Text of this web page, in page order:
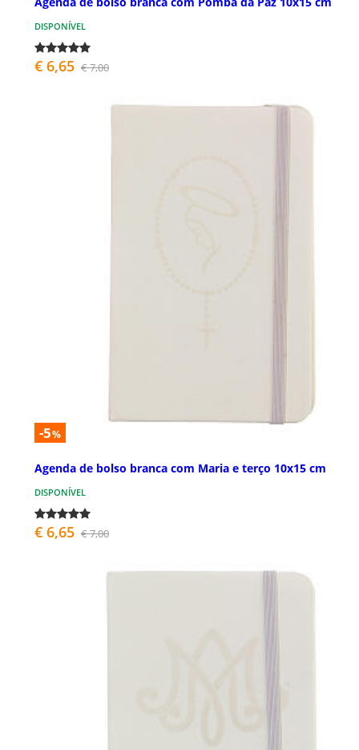
DISPONÍVEL
€ 6,65 € 7,00
-5%
Agenda de bolso branca com Maria e terço 10x15 cm
DISPONÍVEL
€ 6,65 € 7,00